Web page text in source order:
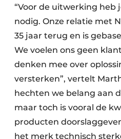
“Voor de uitwerking heb
nodig. Onze relatie met
35 jaar terug en is
We voelen ons geen
denken mee over
versterken”, vertelt
hechten we belang aan
maar toch is vooral de
producten
het merk technisch